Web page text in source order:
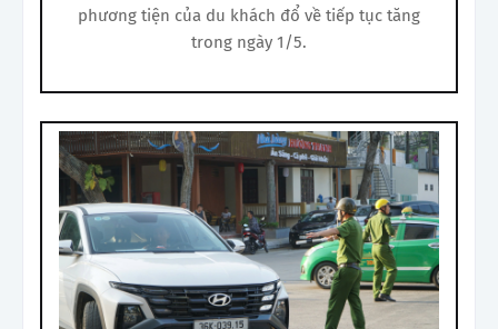
phương tiện của du khách đổ về tiếp tục tăng
trong ngày 1/5.